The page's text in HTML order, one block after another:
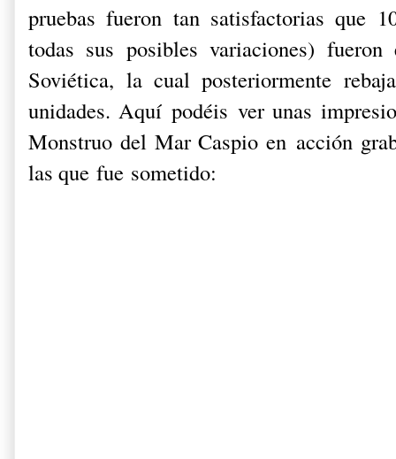
pruebas fueron tan satisfactorias que
todas sus posibles variaciones)
Soviética, la cual posteriormente
unidades. Aquí podéis ver unas
Monstruo del Mar Caspio en acción
las que fue sometido: